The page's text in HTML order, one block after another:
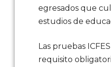
egresados que
estudios de
Las pruebas
requisito